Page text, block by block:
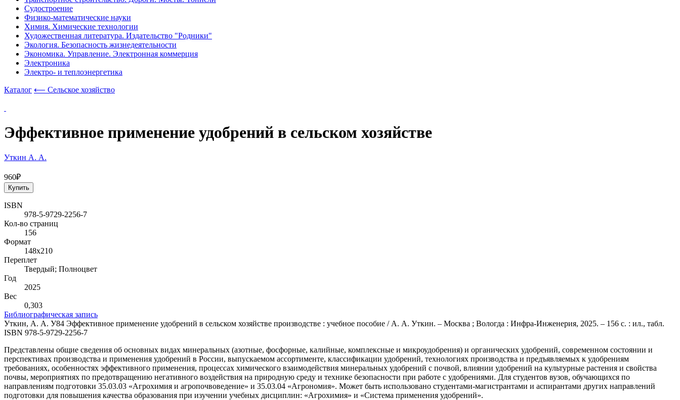
Судостроение
Физико-математические науки
Химия. Химические технологии
Художественная литература. Издательство "Родники"
Экология. Безопасность жизнедеятельности
Экономика. Управление. Электронная коммерция
Электроника
Электро- и теплоэнергетика
Каталог ⟵ Сельское хозяйство
Эффективное применение удобрений в сельском хозяйстве
Уткин А. А.
960₽
Купить
ISBN
978-5-9729-2256-7
Кол-во страниц
156
Формат
148х210
Переплет
Твердый; Полноцвет
Год
2025
Вес
0,303
Библиографическая запись
Уткин, А. А. У84 Эффективное применение удобрений в сельском хозяйстве производстве : учебное пособие / А. А. Уткин. – Москва ; Вологда : Инфра-Инженерия, 2025. – 156 с. : ил., табл.
ISBN 978-5-9729-2256-7
Представлены общие сведения об основных видах минеральных (азотные, фосфорные, калийные, комплексные и микроудобрения) и органических удобрений, современном состоянии и
перспективах производства и применения удобрений в России, выпускаемом ассортименте, классификации удобрений, технологиях производства и предъявляемых к удобрениям
требованиях, особенностях эффективного применения, процессах химического взаимодействия минеральных удобрений с почвой, влиянии удобрений на культурные растения и свойства
почвы, мероприятиях по предотвращению негативного воздействия на природную среду и технике безопасности при работе с удобрениями. Для студентов вузов, обучающихся по
направлениям подготовки 35.03.03 «Агрохимия и агропочвоведение» и 35.03.04 «Агрономия». Может быть использовано студентами-магистрантами и аспирантами других направлений
подготовки для повышения качества образования при изучении учебных дисциплин: «Агрохимия» и «Система применения удобрений».